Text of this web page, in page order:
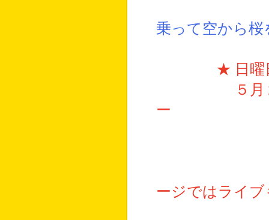
乗って空から
★ 日曜
５
ー
ージではライブ